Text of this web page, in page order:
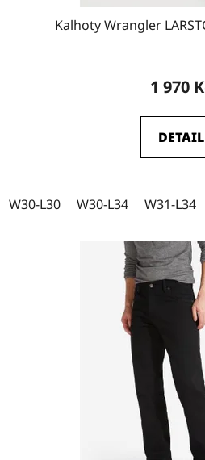
Kalhoty Wrangler
1 970
DETAIL
W30-L30 W30-L34 W31-L34